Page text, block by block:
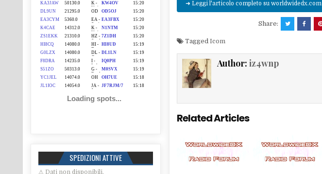
➜ Leggi l'articolo completo su worldwidedx.com
Share:
TaggedIcom
Author: iz4wnp
Related Articles
SPEDIZIONI ATTIVE
⚠ Dati non disponibili.